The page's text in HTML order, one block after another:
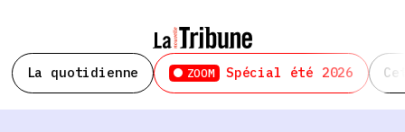
La quotidienne ZOOM Spécial été 2026